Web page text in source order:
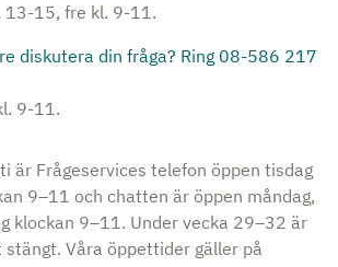
13-15, fre kl. 9-11.
diskutera din fråga? Ring 08-586 217
9-11.
är Frågeservices telefon öppen tisdag
9–11 och chatten är öppen måndag,
klockan 9–11. Under vecka 29–32 är
stängt. Våra öppettider gäller på